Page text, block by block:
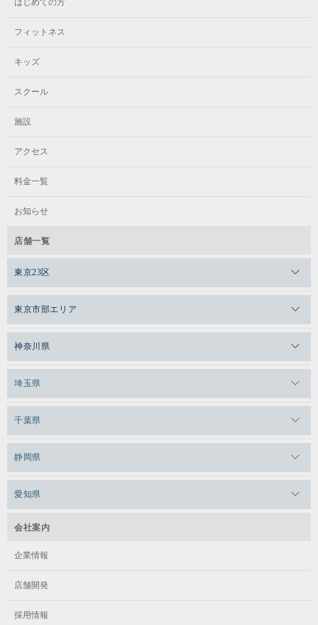
フィットネス
キッズ
スクール
施設
アクセス
料金一覧
お知らせ
店舗一覧
東京23区
メガロスルフレ恵比寿
メガロス日比谷シャンテ
メガロス白金台
メガロス田端
メガロスルフレ田端
メガロスキッズ錦糸町
メガロス葛飾
東京市部エリア
メガロス三鷹
メガロスルフレ三鷹
メガロス武蔵小金井
メガロスルフレ武蔵小金井
メガロス小平テニススクール
神奈川県
メガロス上永谷
メガロスルフレ上永谷
メガロス神奈川
メガロス日吉
メガロス綱島
メガロスルフレ綱島
メガロス市ヶ尾
メガロス鷺沼
埼玉県
メガロスルフレ草加
千葉県
メガロス本八幡
静岡県
愛知県
メガロステラッセ納屋橋
メガロス千種
会社案内
企業情報
店舗開発
採用情報